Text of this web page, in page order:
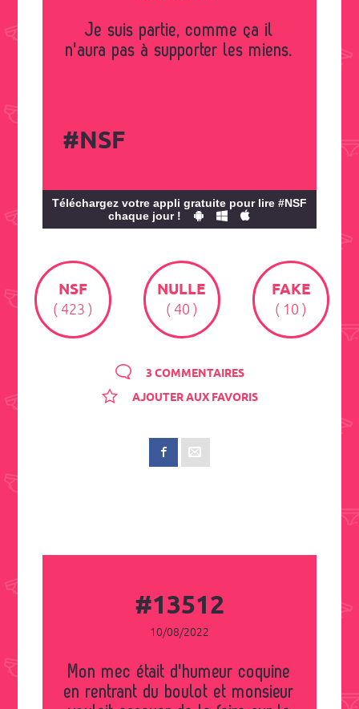
Je suis partie, comme ça il
n'aura pas à supporter les miens.
#NSF
Téléchargez votre appli gratuite pour lire #NSF
chaque jour !
NSF
( 423 )
NULLE
( 40 )
FAKE
( 10 )
3 COMMENTAIRES
AJOUTER AUX FAVORIS
#13512
10/08/2022
Mon mec était d'humeur coquine
en rentrant du boulot et monsieur